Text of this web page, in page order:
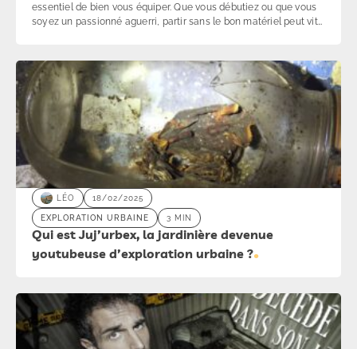
essentiel de bien vous équiper. Que vous débutiez ou que vous
soyez un passionné aguerri, partir sans le bon matériel peut vite
des indispensables pour l’urbex, inspirée des explorateurs
comme Le Grand JD ou Mamytwink.
LÉO 18/02/2025
EXPLORATION URBAINE 3 MIN
Qui est Juj’urbex, la jardinière devenue
youtubeuse d’exploration urbaine ?